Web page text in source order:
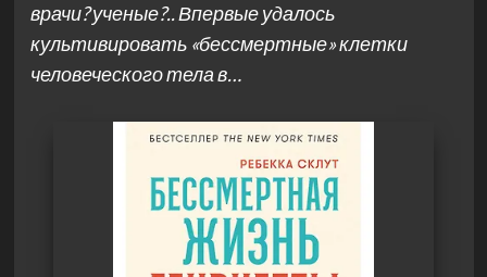
врачи? ученые?.. Впервые удалось
культивировать «бессмертные» клетки
человеческого тела в…